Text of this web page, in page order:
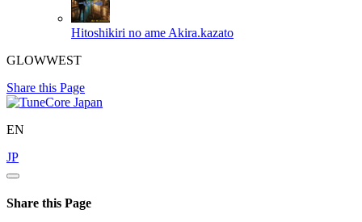
Hitoshikiri no ame Akira.kazato
GLOWWEST
Share this Page
EN
JP
Share this Page